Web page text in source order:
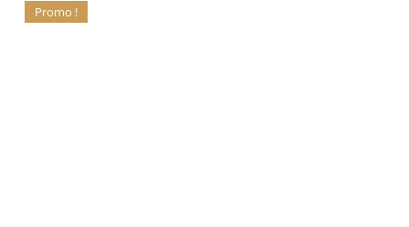
Promo !